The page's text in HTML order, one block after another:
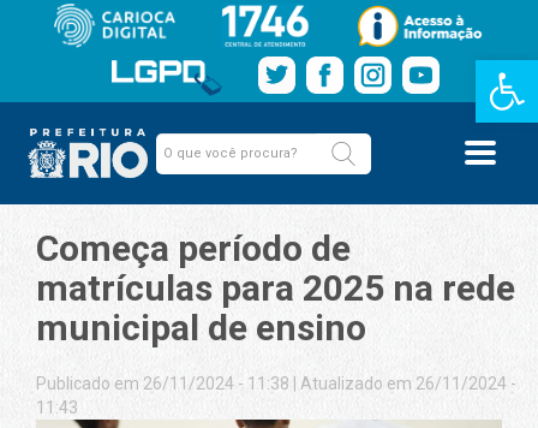
Barra de
Começa período de
matrículas para 2025 na rede
municipal de ensino
Publicado em 26/11/2024 - 11:38
Atualizado em 26/11/2024 -
11:43